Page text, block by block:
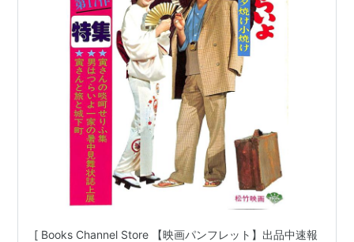
[ Books Channel Store 【映画パンフレット】出品中速報